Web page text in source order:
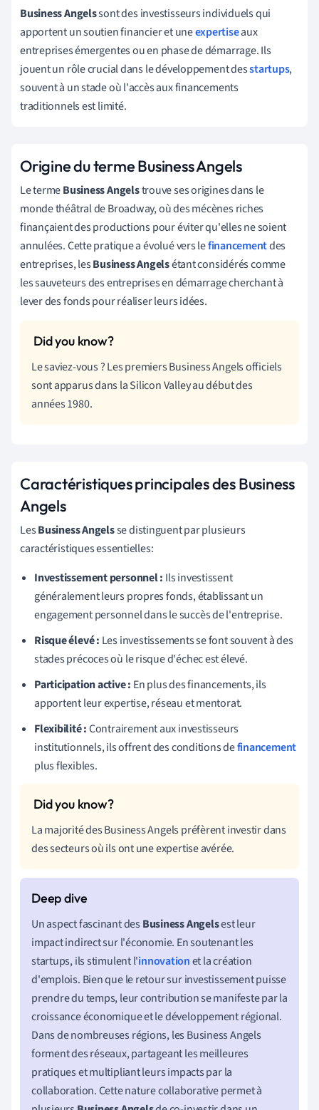
Business Angelssont des investisseurs individuels qui
apportent un soutien financier et uneexpertiseaux
entreprises émergentes ou en phase de démarrage. Ils
jouent un rôle crucial dans le développement desstartups,
souvent à un stade où l'accès aux financements
traditionnels est limité.
Origine du terme Business Angels
Le termeBusiness Angelstrouve ses origines dans le
monde théâtral de Broadway, où des mécènes riches
finançaient des productions pour éviter qu'elles ne soient
annulées. Cette pratique a évolué vers lefinancementdes
entreprises, lesBusiness Angelsétant considérés comme
les sauveteurs des entreprises en démarrage cherchant à
lever des fonds pour réaliser leurs idées.
Le saviez-vous ? Les premiers Business Angels officiels
sont apparus dans la Silicon Valley au début des
années 1980.
Caractéristiques principales des Business
Angels
LesBusiness Angelsse distinguent par plusieurs
caractéristiques essentielles:
Investissement personnel : Ils investissent
généralement leurs propres fonds, établissant un
engagement personnel dans le succès de l'entreprise.
Risque élevé : Les investissements se font souvent à des
stades précoces où le risque d'échec est élevé.
Participation active : En plus des financements, ils
apportent leur expertise, réseau et mentorat.
Flexibilité :Contrairement aux investisseurs
institutionnels, ils offrent des conditions definancement
plus flexibles.
La majorité des Business Angels préfèrent investir dans
des secteurs où ils ont une expertise avérée.
Un aspect fascinant des Business Angelsest leur
impact indirect sur l'économie. En soutenant les
startups, ils stimulent l'innovationet la création
d'emplois. Bien que le retour sur investissement puisse
prendre du temps, leur contribution se manifeste par la
croissance économique et le développement régional.
Dans de nombreuses régions, les Business Angels
forment des réseaux, partageant les meilleures
pratiques et multipliant leurs impacts par la
collaboration. Cette nature collaborative permet à